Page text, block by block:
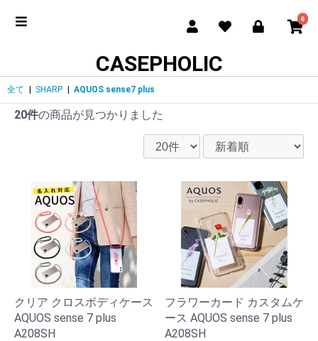
0
CASEPHOLIC
全て | SHARP | AQUOS sense7 plus
20件の商品が見つかりました
クリア クロスボディケース
AQUOS sense 7 plus
A208SH
フラワーカード カスタムケ
ース AQUOS sense 7 plus
A208SH